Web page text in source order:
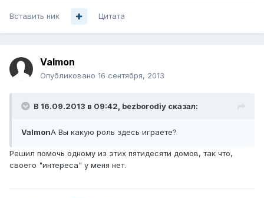
Вставить ник Цитата
Valmon
Опубликовано 16 сентября, 2013
В 16.09.2013 в 09:42, bezborodiy сказал:
ValmonА Вы какую роль здесь играете?
Решил помочь одному из этих пятидесяти домов, так что,
своего "интереса" у меня нет.